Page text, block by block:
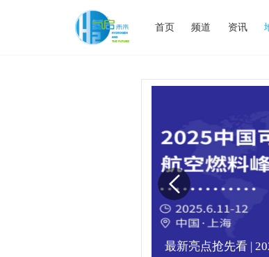
首页 频道 资讯
最新亮点抢先看 |